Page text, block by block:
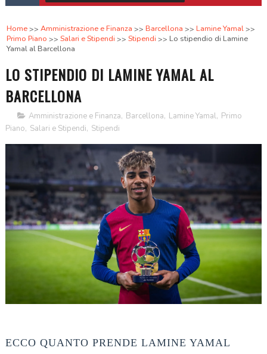
Home Amministrazione e Finanza Barcellona
Lamine Yamal
Primo Piano
Salari e Stipendi Stipendi
Lo stipendio di Lamine
Yamal al Barcellona
LO STIPENDIO DI LAMINE YAMAL AL
BARCELLONA
Amministrazione e Finanza, Barcellona, Lamine Yamal, Primo
Piano, Salari e Stipendi, Stipendi
ECCO QUANTO PRENDE LAMINE YAMAL